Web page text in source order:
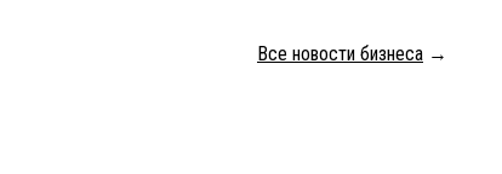
Все новости бизнеса →